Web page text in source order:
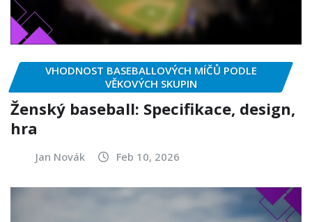
VHODNOST BASEBALLOVÝCH MÍČŮ PODLE
VĚKOVÝCH SKUPIN
Ženský baseball: Specifikace, design,
hra
Jan Novák Feb 10, 2026